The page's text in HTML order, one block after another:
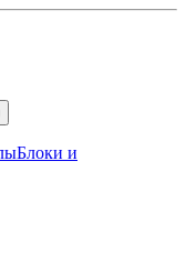
Блоки и